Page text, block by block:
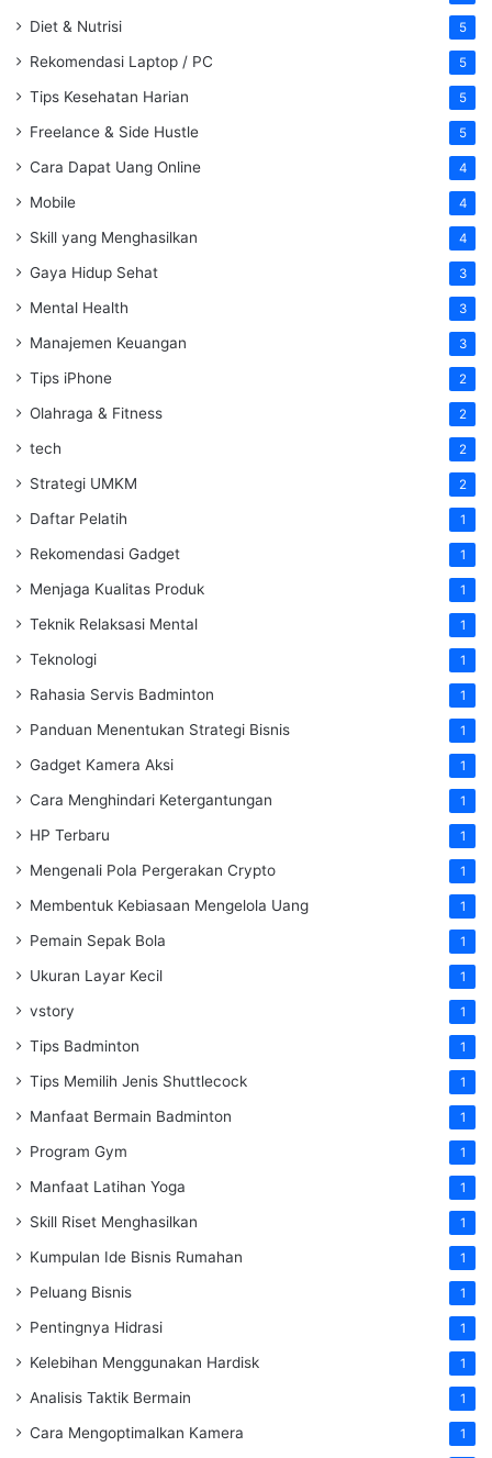
Diet & Nutrisi 5
Rekomendasi Laptop / PC 5
Tips Kesehatan Harian 5
Freelance & Side Hustle 5
Cara Dapat Uang Online 4
Mobile 4
Skill yang Menghasilkan 4
Gaya Hidup Sehat 3
Mental Health 3
Manajemen Keuangan 3
Tips iPhone 2
Olahraga & Fitness 2
tech 2
Strategi UMKM 2
Daftar Pelatih 1
Rekomendasi Gadget 1
Menjaga Kualitas Produk 1
Teknik Relaksasi Mental 1
Teknologi 1
Rahasia Servis Badminton 1
Panduan Menentukan Strategi Bisnis 1
Gadget Kamera Aksi 1
Cara Menghindari Ketergantungan 1
HP Terbaru 1
Mengenali Pola Pergerakan Crypto 1
Membentuk Kebiasaan Mengelola Uang 1
Pemain Sepak Bola 1
Ukuran Layar Kecil 1
vstory 1
Tips Badminton 1
Tips Memilih Jenis Shuttlecock 1
Manfaat Bermain Badminton 1
Program Gym 1
Manfaat Latihan Yoga 1
Skill Riset Menghasilkan 1
Kumpulan Ide Bisnis Rumahan 1
Peluang Bisnis 1
Pentingnya Hidrasi 1
Kelebihan Menggunakan Hardisk 1
Analisis Taktik Bermain 1
Cara Mengoptimalkan Kamera 1